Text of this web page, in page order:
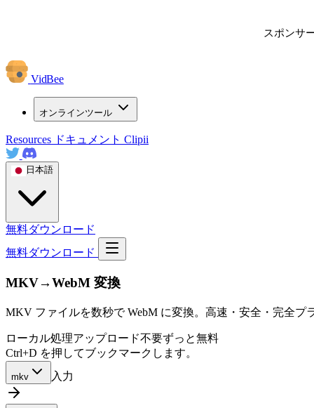
スポンサ
VidBee
オンラインツール
Resources ドキュメント Clipii
日本語
無料ダウンロード
無料ダウンロード
MKV→WebM 変換
MKV ファイルを数秒で WebM に変換。高速・安全・完全
ローカル処理アップロード不要ずっと無料
Ctrl+D を押してブックマークします。
mkv 入力